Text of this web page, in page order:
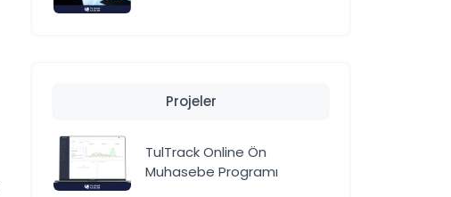
Projeler
TulTrack Online Ön
Muhasebe Programı